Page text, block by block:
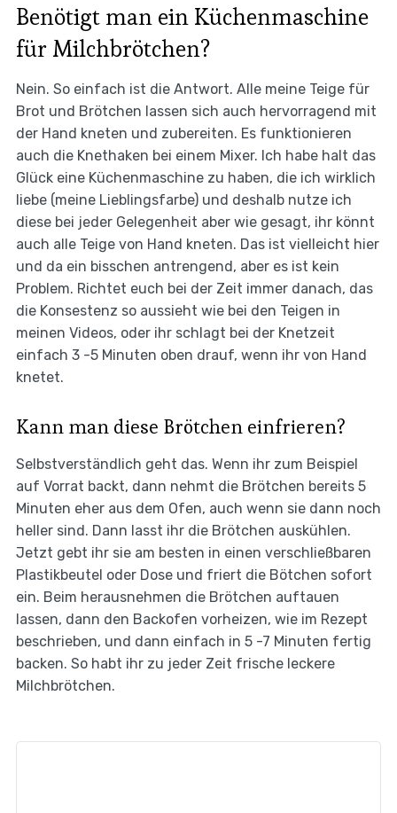
Benötigt man ein Küchenmaschine
für Milchbrötchen?
Nein. So einfach ist die Antwort. Alle meine Teige für
Brot und Brötchen lassen sich auch hervorragend mit
der Hand kneten und zubereiten. Es funktionieren
auch die Knethaken bei einem Mixer. Ich habe halt das
Glück eine Küchenmaschine zu haben, die ich wirklich
liebe (meine Lieblingsfarbe) und deshalb nutze ich
diese bei jeder Gelegenheit aber wie gesagt, ihr könnt
auch alle Teige von Hand kneten. Das ist vielleicht hier
und da ein bisschen antrengend, aber es ist kein
Problem. Richtet euch bei der Zeit immer danach, das
die Konsestenz so aussieht wie bei den Teigen in
meinen Videos, oder ihr schlagt bei der Knetzeit
einfach 3 -5 Minuten oben drauf, wenn ihr von Hand
knetet.
Kann man diese Brötchen einfrieren?
Selbstverständlich geht das. Wenn ihr zum Beispiel
auf Vorrat backt, dann nehmt die Brötchen bereits 5
Minuten eher aus dem Ofen, auch wenn sie dann noch
heller sind. Dann lasst ihr die Brötchen auskühlen.
Jetzt gebt ihr sie am besten in einen verschließbaren
Plastikbeutel oder Dose und friert die Bötchen sofort
ein. Beim herausnehmen die Brötchen auftauen
lassen, dann den Backofen vorheizen, wie im Rezept
beschrieben, und dann einfach in 5 -7 Minuten fertig
backen. So habt ihr zu jeder Zeit frische leckere
Milchbrötchen.